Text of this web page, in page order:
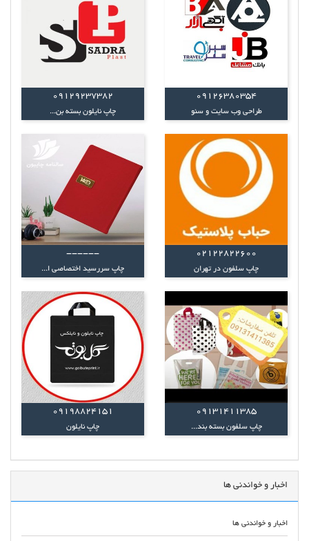
09126380354
طراحی وب سایت و سئو
09129237382
چاپ‌ نایلون‌ بسته بن...
02122822600
چاپ‌ سلفون در تهران
------
چاپ سررسید اختصاصی ا...
۰۹۱۳۱۴۱۱۳۸۵
چاپ‌ سلفون‌ بسته بند...
09198824151
چاپ‌ نایلون
اخبار و خواندنی ها
اخبار و خواندنی ها